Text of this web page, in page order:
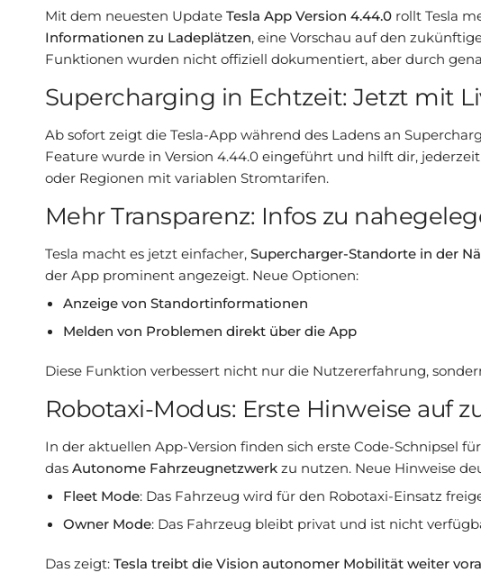
Mit dem neuesten UpdateTesla App Version 4.44.0 rollt Tesla
Informationen zu Ladeplätzen, eine Vorschau auf den
Funktionen wurden nicht offiziell dokumentiert, aber durch
Supercharging in Echtzeit: Jetzt mit
Ab sofort zeigt die Tesla-App während des Ladens an
Feature wurde in Version 4.44.0 eingeführt und hilft dir,
oder Regionen mit variablen Stromtarifen.
Mehr Transparenz: Infos zu
Tesla macht es jetzt einfacher,Supercharger-Standorte in der
der App prominent angezeigt. Neue Optionen:
Anzeige von Standortinformationen
Melden von Problemen direkt über die App
Diese Funktion verbessert nicht nur die Nutzererfahrung,
Robotaxi-Modus: Erste Hinweise auf
In der aktuellen App-Version finden sich erste Code-Schnipsel
dasAutonome Fahrzeugnetzwerk zu nutzen. Neue Hinweise
Fleet Mode: Das Fahrzeug wird für den Robotaxi-Einsatz
Owner Mode: Das Fahrzeug bleibt privat und ist nicht
Das zeigt:Tesla treibt die Vision autonomer Mobilität weiter